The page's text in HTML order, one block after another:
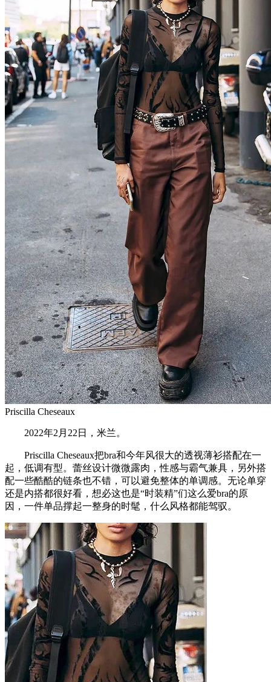
Priscilla Cheseaux
2022年2月22日，米兰。
Priscilla Cheseaux把bra和今年风很大的透视薄衫搭配在一
起，低调有型。蕾丝设计微微露肉，性感与霸气兼具，另外搭
配一些酷酷的链条也不错，可以避免整体的单调感。无论单穿
还是内搭都很好看，想必这也是“时装精”们这么爱bra的原
因，一件单品撑起一整身的时髦，什么风格都能驾驭。